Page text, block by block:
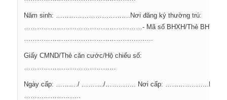
Năm sinh: …………………………….Nơi đăng ký thường trú:
………………………………………………- Mã số BHXH/Thẻ BHYT số
Giấy CMND/Thẻ căn cước/Hộ chiếu số:
Ngày cấp: ………./ ………./………….. Nơi cấp: ………………..Dân